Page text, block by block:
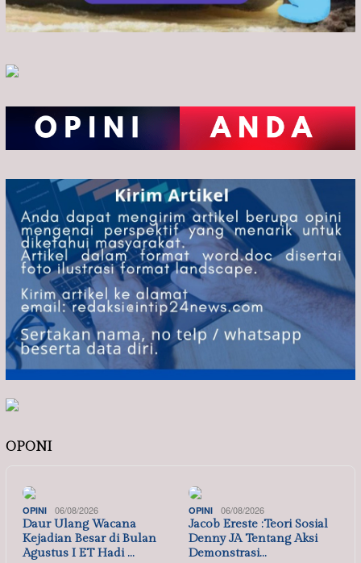
OPONI
OPINI 06/08/2026
Daur Ulang Wacana
Kejadian Besar di Bulan
Agustus I ET Hadi …
OPINI 06/08/2026
Jacob Ereste :Teori Sosial
Denny JA Tentang Aksi
Demonstrasi…